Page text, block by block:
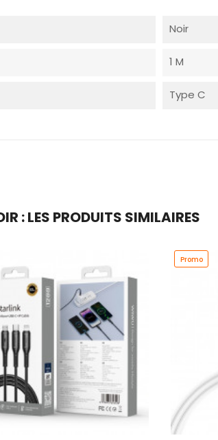
Noir
1 M
Type C
: LES PRODUITS SIMILAIRES
Promo